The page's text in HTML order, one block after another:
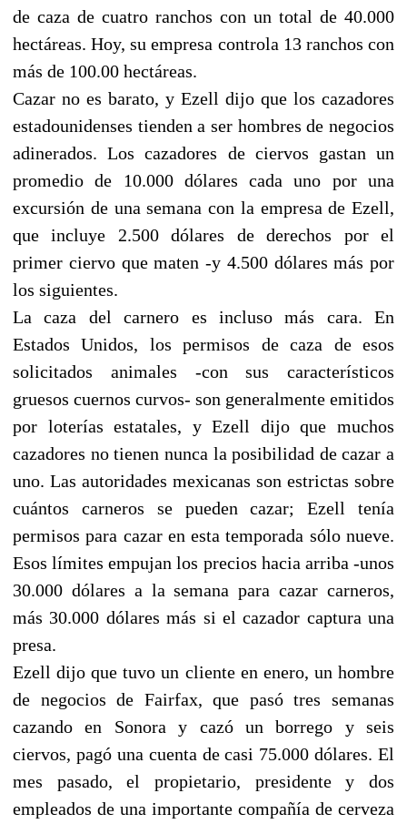
de caza de cuatro ranchos con un total de 40.000
hectáreas. Hoy, su empresa controla 13 ranchos con
más de 100.00 hectáreas.
Cazar no es barato, y Ezell dijo que los cazadores
estadounidenses tienden a ser hombres de negocios
adinerados. Los cazadores de ciervos gastan un
promedio de 10.000 dólares cada uno por una
excursión de una semana con la empresa de Ezell,
que incluye 2.500 dólares de derechos por el
primer ciervo que maten -y 4.500 dólares más por
los siguientes.
La caza del carnero es incluso más cara. En
Estados Unidos, los permisos de caza de esos
solicitados animales -con sus característicos
gruesos cuernos curvos- son generalmente emitidos
por loterías estatales, y Ezell dijo que muchos
cazadores no tienen nunca la posibilidad de cazar a
uno. Las autoridades mexicanas son estrictas sobre
cuántos carneros se pueden cazar; Ezell tenía
permisos para cazar en esta temporada sólo nueve.
Esos límites empujan los precios hacia arriba -unos
30.000 dólares a la semana para cazar carneros,
más 30.000 dólares más si el cazador captura una
presa.
Ezell dijo que tuvo un cliente en enero, un hombre
de negocios de Fairfax, que pasó tres semanas
cazando en Sonora y cazó un borrego y seis
ciervos, pagó una cuenta de casi 75.000 dólares. El
mes pasado, el propietario, presidente y dos
empleados de una importante compañía de cerveza